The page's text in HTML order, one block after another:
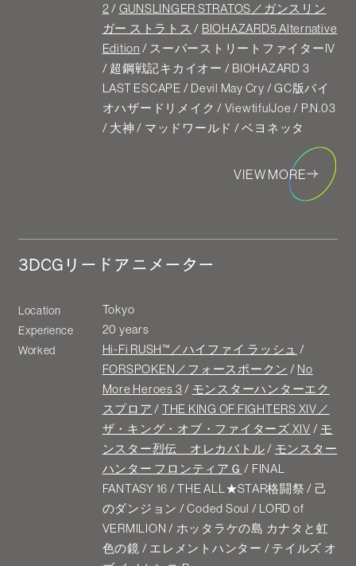
2/ GUNSLINGER STRATOS／ガンスリン
ガー ストラトス / BIOHAZARD5 Alternative
Edition / スーパーストリートファイターIV
/ 超鋼戦記キカイオー / BIOHAZARD 3
LAST ESCAPE / Devil May Cry / GC版バイ
オハザードリメイク / ViewtifulJoe / P.N.03
/ 大神 / マッドワールド / ベヨネッタ
VIEW MORE
3DCGリードアニメーター
Location Tokyo
Experience 20 years
Worked Hi-Fi RUSH™／ハイファイ ラッシュ /
FORSPOKEN／フォースポークン / No
More Heroes 3/ モンスターハンターエク
スプロア / THE KING OF FIGHTERS XIV／
ザ・キング・オブ・ファイターズ XIV / モ
ンスター烈伝 オレカバトル/ モンスター
ハンター フロンティアＧ / FINAL
FANTASY 16 / THE ALL★STAR格闘祭 / 己
のダンジョン / Coded Soul / LORD of
VERMILION / ホッタラケの島 カナタと虹
色の鏡 / エレメントハンター / テイルズ オ